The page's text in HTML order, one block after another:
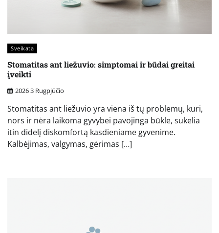
Sveikata
Stomatitas ant liežuvio: simptomai ir būdai greitai
įveikti
2026 3 Rugpjūčio
Stomatitas ant liežuvio yra viena iš tų problemų, kuri,
nors ir nėra laikoma gyvybei pavojinga būkle, sukelia
itin didelį diskomfortą kasdieniame gyvenime.
Kalbėjimas, valgymas, gėrimas […]